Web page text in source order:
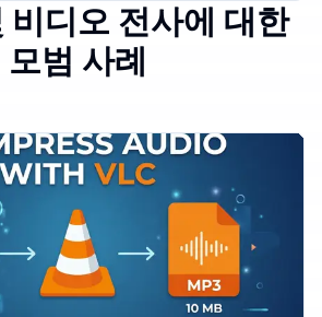
비디오 전사에 대한
모범 사례